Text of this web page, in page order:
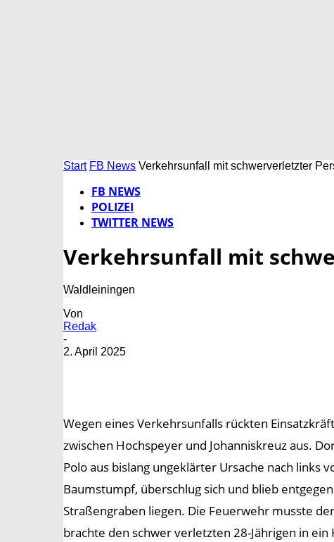
Start FB News Verkehrsunfall mit schwerverletzter
FB NEWS
POLIZEI
TWITTER NEWS
Verkehrsunfall mit
Waldleiningen
Von
Redak
-
2. April 2025
Wegen eines Verkehrsunfalls rückten
zwischen Hochspeyer und Johanniskreuz aus.
Polo aus bislang ungeklärter Ursache nach links
Baumstumpf, überschlug sich und blieb
Straßengraben liegen. Die Feuerwehr musste
brachte den schwer verletzten 28-Jährigen in